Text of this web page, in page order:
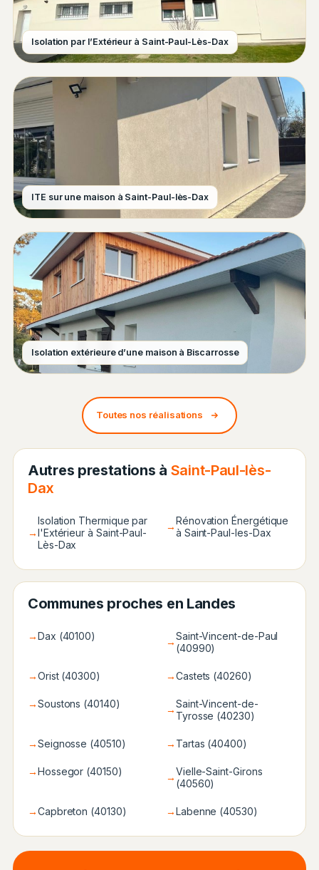
Isolation par l’Extérieur à Saint-Paul-Lès-Dax
ITE sur une maison à Saint-Paul-lès-Dax
Isolation extérieure d’une maison à Biscarrosse
Toutes nos réalisations
Autres prestations à Saint-Paul-lès-
Dax
→
Isolation Thermique par
l'Extérieur à Saint-Paul-
Lès-Dax
→Rénovation Énergétique
à Saint-Paul-les-Dax
Communes proches en Landes
→Dax (40100) →Saint-Vincent-de-Paul
(40990)
→Orist (40300) →Castets (40260)
→Soustons (40140) →Saint-Vincent-de-
Tyrosse (40230)
→Seignosse (40510) → Tartas (40400)
→Hossegor (40150) →Vielle-Saint-Girons
(40560)
→Capbreton (40130) →Labenne (40530)